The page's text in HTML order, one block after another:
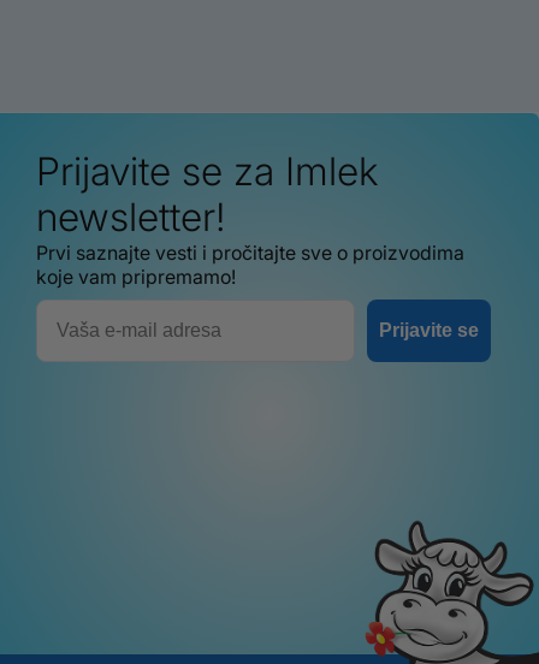
Prijavite se za Imlek
newsletter!
Prvi saznajte vesti i pročitajte sve o proizvodima
koje vam pripremamo!
Email
Prijavite se